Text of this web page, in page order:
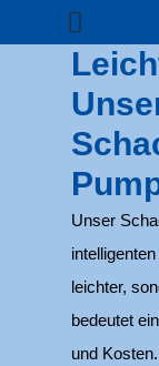
Unser
leichter,
bedeutet
und Kosten.